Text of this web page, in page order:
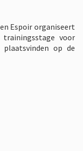
Espoir organiseert
voor
plaatsvinden op de